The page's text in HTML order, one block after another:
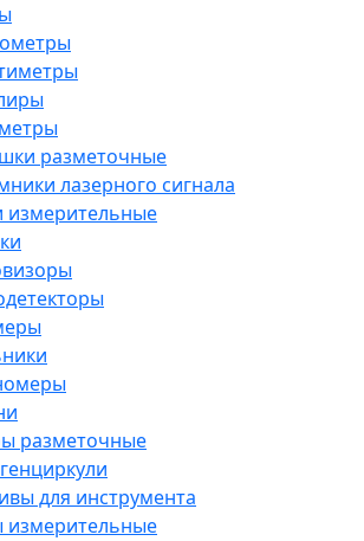
разметочные
лазерного сигнала
измерительные
разметочные
для инструмента